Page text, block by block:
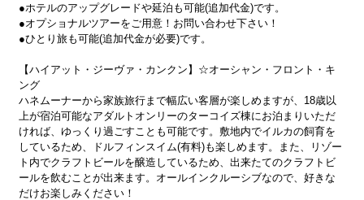
●ホテルのアップグレードや延泊も可能(追加代金)です。
●オプショナルツアーをご用意！お問い合わせ下さい！
●ひとり旅も可能(追加代金が必要)です。
【ハイアット・ジーヴァ・カンクン】☆オーシャン・フロント・キ
ング
ハネムーナーから家族旅行まで幅広い客層が楽しめますが、18歳以
上が宿泊可能なアダルトオンリーのターコイズ棟にお泊まりいただ
ければ、ゆっくり過ごすことも可能です。敷地内でイルカの飼育を
しているため、ドルフィンスイム(有料)も楽しめます。また、リゾー
ト内でクラフトビールを醸造しているため、出来たてのクラフトビ
ールを飲むことが出来ます。オールインクルーシブなので、好きな
だけお楽しみください！